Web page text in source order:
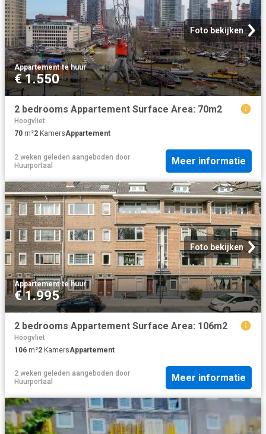
Foto bekijken
Appartement·te huur
€ 1.550
2 bedrooms Appartement Surface Area: 70m2
Hoogvliet
70 m²2 KamersAppartement
2 weken geleden aangeboden door
Huurportaal
Meer informatie
Foto bekijken
Appartement·te huur
€ 1.995
2 bedrooms Appartement Surface Area: 106m2
Hoogvliet
106 m²2 KamersAppartement
2 weken geleden aangeboden door
Huurportaal
Meer informatie